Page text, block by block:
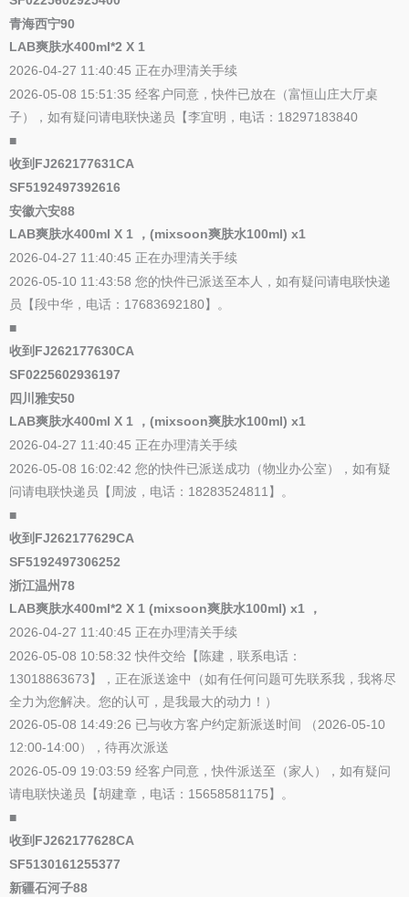
青海西宁90
LAB爽肤水400ml*2 X 1
2026-04-27 11:40:45 正在办理清关手续
2026-05-08 15:51:35 经客户同意，快件已放在（富恒山庄大厅桌
子），如有疑问请电联快递员【李宜明，电话：18297183840
■
收到FJ262177631CA
SF5192497392616
安徽六安88
LAB爽肤水400ml X 1 ，(mixsoon爽肤水100ml) x1
2026-04-27 11:40:45 正在办理清关手续
2026-05-10 11:43:58 您的快件已派送至本人，如有疑问请电联快递
员【段中华，电话：17683692180】。
■
收到FJ262177630CA
SF0225602936197
四川雅安50
LAB爽肤水400ml X 1 ，(mixsoon爽肤水100ml) x1
2026-04-27 11:40:45 正在办理清关手续
2026-05-08 16:02:42 您的快件已派送成功（物业办公室），如有疑
问请电联快递员【周波，电话：18283524811】。
■
收到FJ262177629CA
SF5192497306252
浙江温州78
LAB爽肤水400ml*2 X 1 (mixsoon爽肤水100ml) x1 ，
2026-04-27 11:40:45 正在办理清关手续
2026-05-08 10:58:32 快件交给【陈建，联系电话：
13018863673】，正在派送途中（如有任何问题可先联系我，我将尽
全力为您解决。您的认可，是我最大的动力！）
2026-05-08 14:49:26 已与收方客户约定新派送时间 （2026-05-10
12:00-14:00），待再次派送
2026-05-09 19:03:59 经客户同意，快件派送至（家人），如有疑问
请电联快递员【胡建章，电话：15658581175】。
■
收到FJ262177628CA
SF5130161255377
新疆石河子88